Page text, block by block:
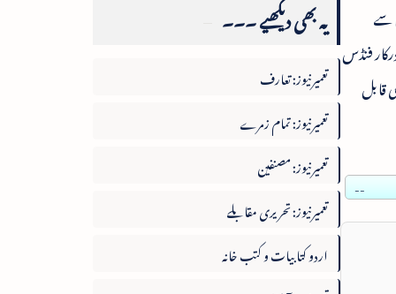
سے
فنڈس
قابل
--
یہ بھی دیکھیے ۔۔۔
تعمیرنیوز: تعارف
تعمیرنیوز: تمام زمرے
تعمیرنیوز: مصنفین
تعمیرنیوز: تحریری مقابلے
اردو کتابیات و کتب خانہ